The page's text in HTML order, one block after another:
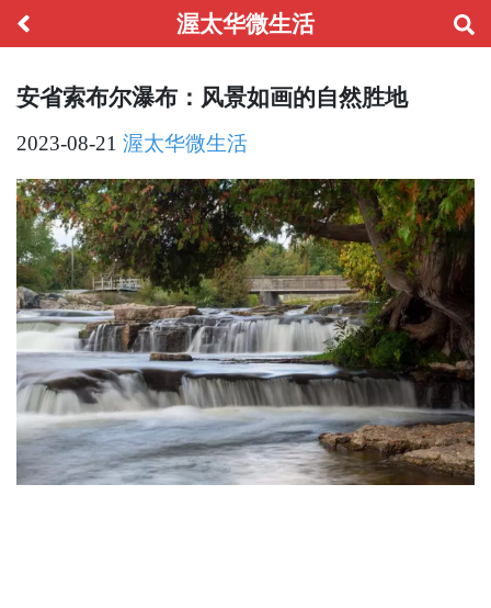
渥太华微生活
安省索布尔瀑布：风景如画的自然胜地
2023-08-21 渥太华微生活